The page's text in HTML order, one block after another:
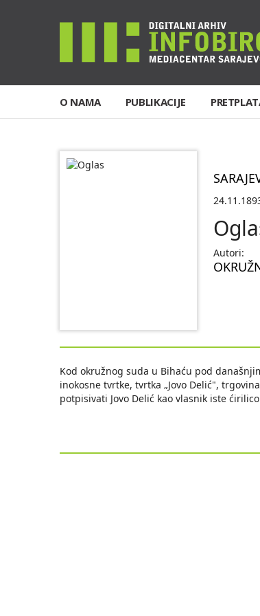
O NAMA PUBLIKACIJE
Autori:
Kod okružnog suda u Bihaću pod
inokosne tvrtke, tvrtka „Jovo Delić",
potpisivati Jovo Delić kao vlasnik iste